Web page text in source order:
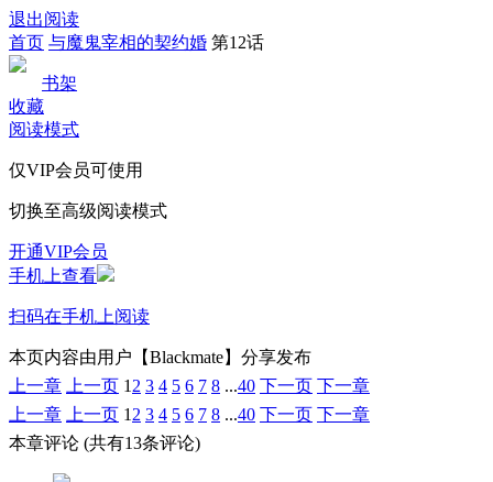
退出阅读
首页 与魔鬼宰相的契约婚 第12话
书架
收藏
阅读模式
仅VIP会员可使用
切换至高级阅读模式
开通VIP会员
手机上查看
扫码在手机上阅读
本页内容由用户【Blackmate】分享发布
上一章
上一页 1 2 3 4 5 6 7 8 ...40 下一页 下一章
上一章
上一页 1 2 3 4 5 6 7 8 ...40 下一页 下一章
本章评论 (共有13条评论)